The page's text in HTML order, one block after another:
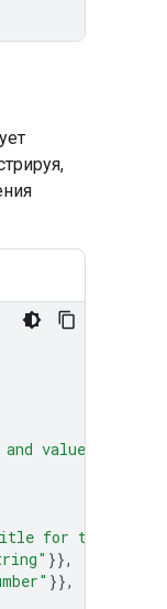
values."
for the chart."
}},
}},